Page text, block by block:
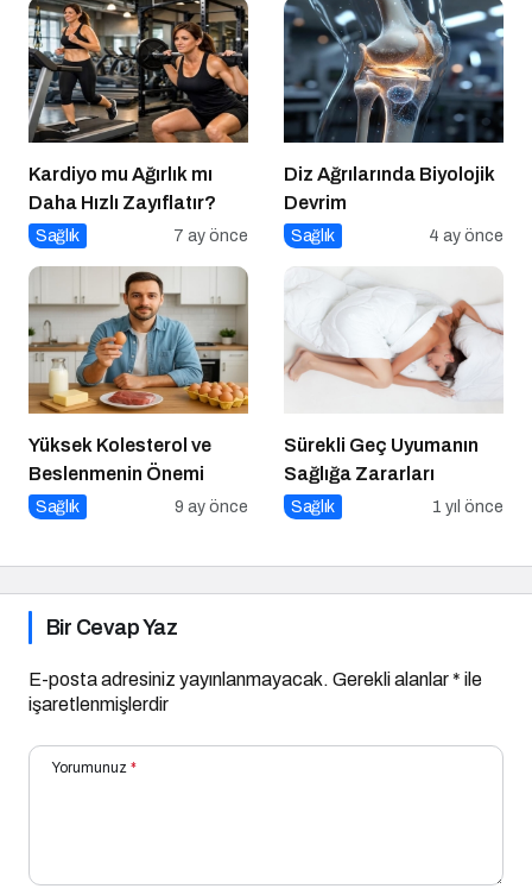
Kardiyo mu Ağırlık mı
Daha Hızlı Zayıflatır?
Sağlık 7 ay önce
Diz Ağrılarında Biyolojik
Devrim
Sağlık 4 ay önce
Yüksek Kolesterol ve
Beslenmenin Önemi
Sağlık 9 ay önce
Sürekli Geç Uyumanın
Sağlığa Zararları
Sağlık 1 yıl önce
Bir Cevap Yaz
E-posta adresiniz yayınlanmayacak. Gerekli alanlar* ile
işaretlenmişlerdir
Yorumunuz *